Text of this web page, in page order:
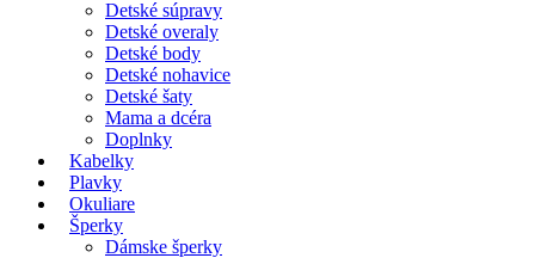
Detské súpravy
Detské overaly
Detské body
Detské nohavice
Detské šaty
Mama a dcéra
Doplnky
Kabelky
Plavky
Okuliare
Šperky
Dámske šperky